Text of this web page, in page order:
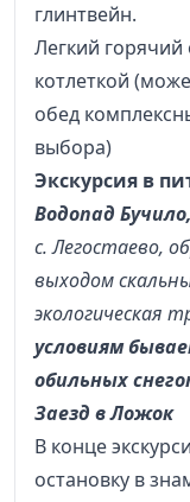
глинтвейн.
Легкий
котлеткой
обед
выбора)
Экскурсия в
Водопад Бучило,
с. Легостаево,
выходом
экологическая
условиям
обильных
Заезд в Ложок
В конце
остановку в